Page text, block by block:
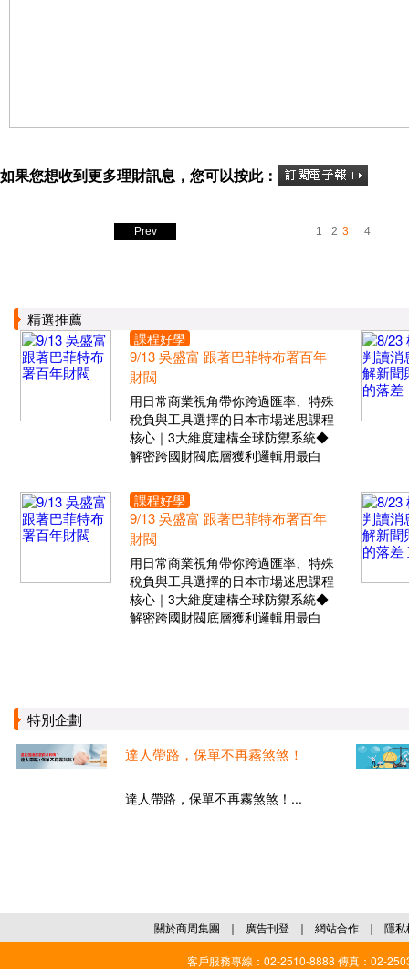
如果您想收到更多理財訊息，您可以按此：
Prev 1 2 3 4
精選推薦
課程好學
9/13 吳盛富 跟著巴菲特布署百年
財閥
用日常商業視角帶你跨過匯率、特殊
稅負與工具選擇的日本市場迷思課程
核心｜3大維度建構全球防禦系統◆
解密跨國財閥底層獲利邏輯用最白
課程好學
9/13 吳盛富 跟著巴菲特布署百年
財閥
用日常商業視角帶你跨過匯率、特殊
稅負與工具選擇的日本市場迷思課程
核心｜3大維度建構全球防禦系統◆
解密跨國財閥底層獲利邏輯用最白
特別企劃
達人帶路，保單不再霧煞煞！
達人帶路，保單不再霧煞煞！...
關於商周集團 ｜ 廣告刊登 ｜ 網站合作 ｜ 隱私
客戶服務專線：02-2510-8888 傳真：02-